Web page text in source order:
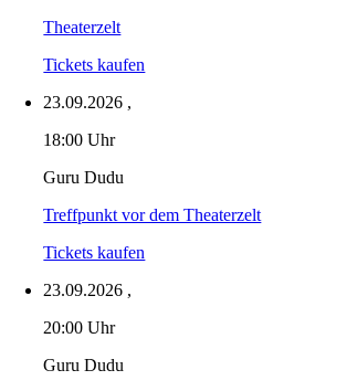
Theaterzelt
Tickets kaufen
23.09.2026 ,
18:00 Uhr
Guru Dudu
Treffpunkt vor dem Theaterzelt
Tickets kaufen
23.09.2026 ,
20:00 Uhr
Guru Dudu